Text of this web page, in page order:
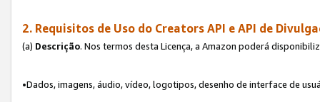
2. Requisitos de Uso do Creators API e API de
(a) Descrição. Nos termos desta Licença, a Amazon poderá
•Dados, imagens, áudio, vídeo, logotipos, desenho de interface de